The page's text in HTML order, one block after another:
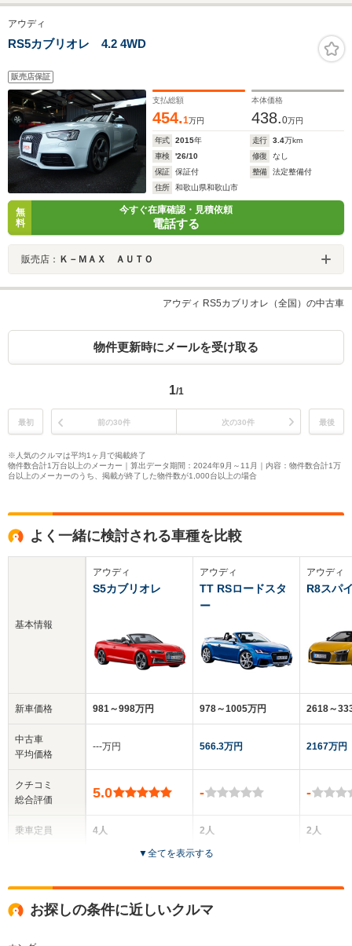
ーダークルーズ 両側
電動ドア 電動リアゲ
ート 合皮シート 前
ョン 禁煙車
席/車線逸脱防止支援
合皮/電動バッ
LED/
続/ETC2.0
アウディ
RS5カブリオレ 4.2 4WD
販売店保証
支払総額
454.1万円
本体価格
438.0万円
年式 2015年 走行 3.4万km
車検
'26/10 修復
なし
保証
保証付 整備
法定整備付
住所
和歌山県和歌山市
無
料
今すぐ在庫確認・見積依頼
電話する
販売店： Ｋ－ＭＡＸ ＡＵＴＯ
アウディ RS5カブリオレ（全国）の中古車
物件更新時にメールを受け取る
1/1
最初 前の30件 次の30件 最後
※人気のクルマは平均1ヶ月で掲載終了
物件数合計1万台以上のメーカー｜算出データ期間：2024年9月～11月｜内容：物件数合計1万
台以上のメーカーのうち、掲載が終了した物件数が1,000台以上の場合
よく一緒に検討される車種を比較
基本情報
新車価格
中古車
平均価格
クチコミ
総合評価
乗車定員
アウディ
S5カブリオレ
981～998万円
‐‐‐万円
5.0
4人
全高
1.38m
アウディ
TT RSロードスタ
ー
978～1005万円
566.3万円
-
2人
2ドア
アウディ
R8スパ
2618～
2167万円
-
2人
▼全てを表示する
お探しの条件に近しいクルマ